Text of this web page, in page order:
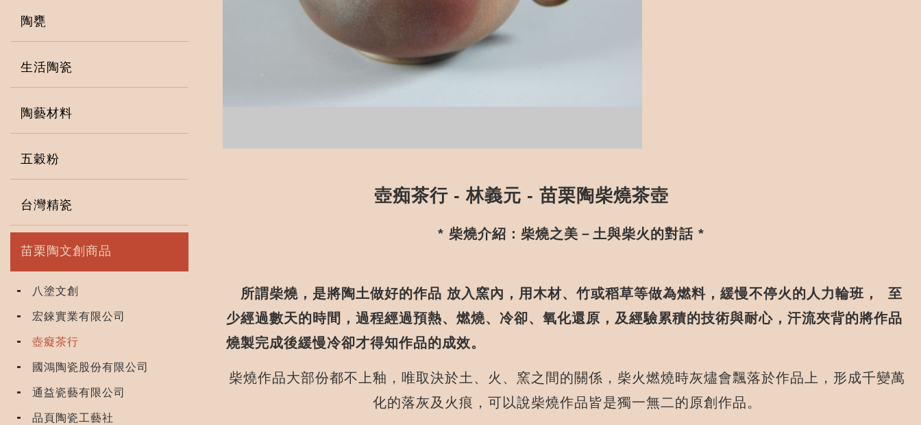
陶甕
生活陶瓷
陶藝材料
五穀粉
台灣精瓷
苗栗陶文創商品
八塗文創
宏錸實業有限公司
壺癡茶行
國鴻陶瓷股份有限公司
通益瓷藝有限公司
品頁陶瓷工藝社
壺痴茶行 - 林義元 - 苗栗陶柴燒茶壺
* 柴燒介紹：柴燒之美－土與柴火的對話 *
所謂柴燒，是將陶土做好的作品 放入窯內，用木材、竹或稻草等做為燃料，緩慢不停火的人力輪班， 至
少經過數天的時間，過程經過預熱、燃燒、冷卻、氧化還原，及經驗累積的技術與耐心，汗流夾背的將作品
燒製完成後緩慢冷卻才得知作品的成效。
柴燒作品大部份都不上釉，唯取決於土、火、窯之間的關係，柴火燃燒時灰燼會飄落於作品上，形成千變萬
化的落灰及火痕，可以說柴燒作品皆是獨一無二的原創作品。